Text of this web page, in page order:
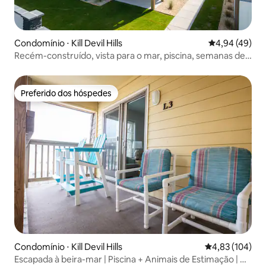
Condomínio ⋅ Kill Devil Hills 4,94 de uma
4,94 (49)
Recém-construído, vista para o mar, piscina, semanas de
Preferido dos hóspedes
Preferido dos hóspedes
Condomínio ⋅ Kill Devil Hills 4,83 de uma
4,83 (104)
Escapada à beira-mar | Piscina + Animais de Estimação | Kill